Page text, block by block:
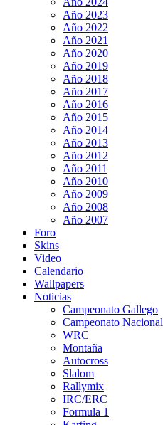
Año 2023
Año 2022
Año 2021
Año 2020
Año 2019
Año 2018
Año 2017
Año 2016
Año 2015
Año 2014
Año 2013
Año 2012
Año 2011
Año 2010
Año 2009
Año 2008
Año 2007
Foro
Skins
Video
Calendario
Wallpapers
Noticias
Campeonato Gallego
Campeonato Nacional
WRC
Montaña
Autocross
Slalom
Rallymix
IRC/ERC
Formula 1